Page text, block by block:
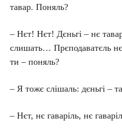
тавар. Поняль?
– Нєт! Нєт! Дєньгі – нє
слишать… Прєподаватєль нє
ти – поняль?
– Я тожє слішаль: дєньгі –
– Нєт, нє гаваріль, нє